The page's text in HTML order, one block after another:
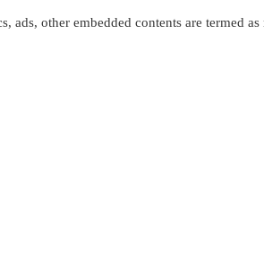
other embedded contents are termed as